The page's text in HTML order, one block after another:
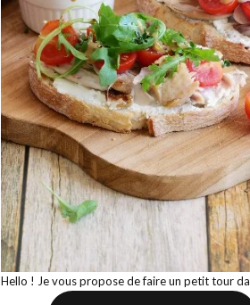
Hello ! Je vous propose de faire un petit tour da